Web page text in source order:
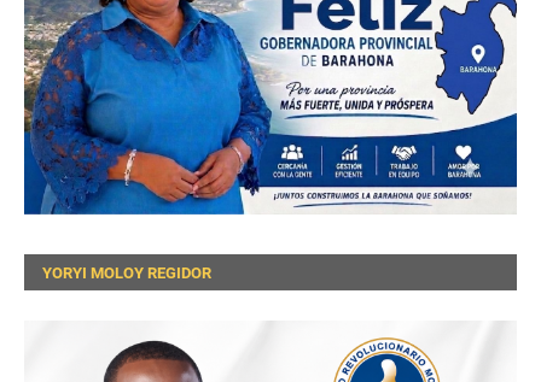
YORYI MOLOY REGIDOR